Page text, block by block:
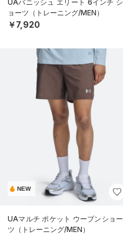
UAバニッシュ エリート 6インチ シ
ョーツ（トレーニング/MEN）
￥7,920
NEW
UAマルチ ポケット ウーブンショー
ツ（トレーニング/MEN）